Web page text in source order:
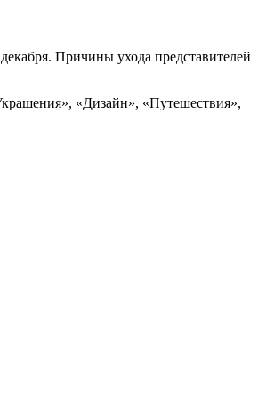
Причины ухода представителей
«Дизайн», «Путешествия»,